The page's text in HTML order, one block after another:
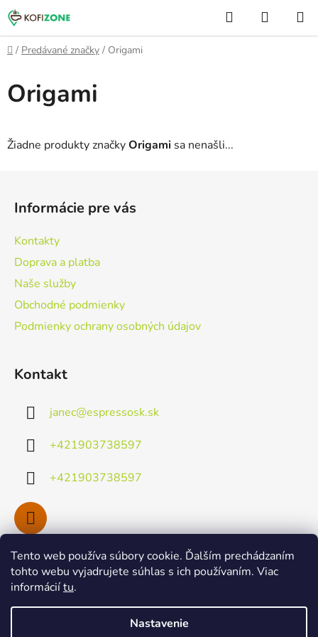
Tento web používa súbory cookie. Ďalším prechádzaním
tohto webu vyjadrujete súhlas s ich používaním. Viac
informáciítu.
Nastavenie
Prejsť
na
obsah
Hľadať
KOŠÍK
Domov
/ Predávané značky / Origami
Origami
Žiadne produkty značkyOrigami sa nenašli...
Informácie pre vás
Kontakty
Doprava a platba
Naše služby
Obchodné podmienky
Podmienky ochrany osobných údajov
Kontakt
janec@espressosk.sk
+421903738597
+421903738597
Facebook